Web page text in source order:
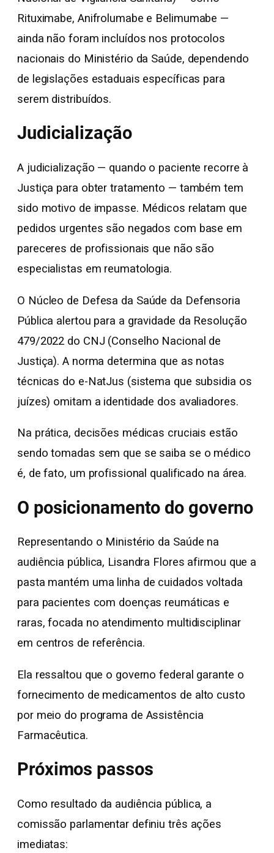
Rituximabe, Anifrolumabe e Belimumabe —
ainda não foram incluídos nos protocolos
nacionais do Ministério da Saúde, dependendo
de legislações estaduais específicas para
serem distribuídos.
Judicialização
A judicialização — quando o paciente recorre à
Justiça para obter tratamento — também tem
sido motivo de impasse. Médicos relatam que
pedidos urgentes são negados com base em
pareceres de profissionais que não são
especialistas em reumatologia.
O Núcleo de Defesa da Saúde da Defensoria
Pública alertou para a gravidade da Resolução
479/2022 do CNJ (Conselho Nacional de
Justiça). A norma determina que as notas
técnicas do e-NatJus (sistema que subsidia os
juízes) omitam a identidade dos avaliadores.
Na prática, decisões médicas cruciais estão
sendo tomadas sem que se saiba se o médico
é, de fato, um profissional qualificado na área.
O posicionamento do governo
Representando o Ministério da Saúde na
audiência pública, Lisandra Flores afirmou que a
pasta mantém uma linha de cuidados voltada
para pacientes com doenças reumáticas e
raras, focada no atendimento multidisciplinar
em centros de referência.
Ela ressaltou que o governo federal garante o
fornecimento de medicamentos de alto custo
por meio do programa de Assistência
Farmacêutica.
Próximos passos
Como resultado da audiência pública, a
comissão parlamentar definiu três ações
imediatas: